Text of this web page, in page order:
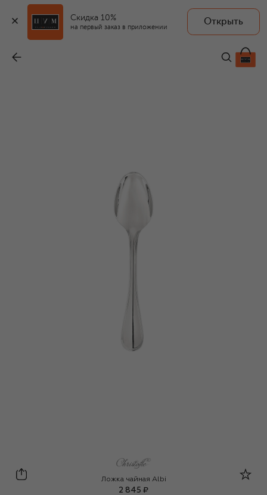
Скидка 10%
на первый заказ в приложении
Открыть
2 845 ₽
Christofle
Ложка чайная Albi
2 845 ₽